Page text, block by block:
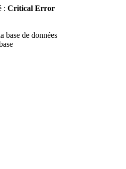
: Critical Error
base de données